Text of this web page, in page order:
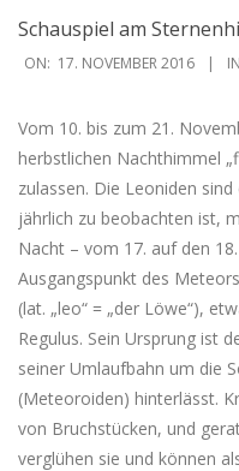
Schauspiel am
2016-
ON: 17. NOVEMBER 2016
Vom 10. bis zum 21.
herbstlichen Nachthimmel
zulassen. Die Leoniden
jährlich zu beobachten ist,
Nacht – vom 17. auf den
Ausgangspunkt des
(lat. „leo“ = „der Löwe“),
Regulus. Sein Ursprung ist
seiner Umlaufbahn um die
(Meteoroiden) hinterlässt.
von Bruchstücken, und
verglühen sie und können